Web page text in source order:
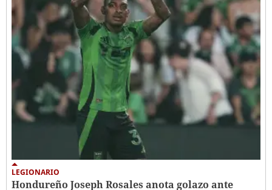
LEGIONARIO
Hondureño Joseph Rosales anota golazo ante